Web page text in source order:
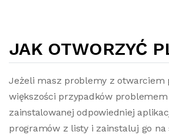
JAK OTWORZYĆ
Jeżeli masz problemy z otwarciem
większości przypadków
zainstalowanej odpowiedniej
programów z listy i zainstaluj go